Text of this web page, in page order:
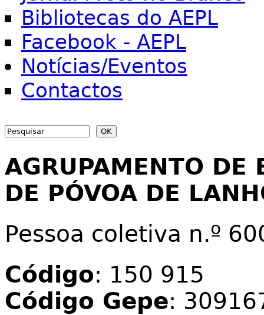
Bibliotecas do AEPL
Facebook - AEPL
Notícias/Eventos
Contactos
Search form
AGRUPAMENTO DE
DE PÓVOA DE
Pessoa coletiva n.º
Código: 150 915
Código Gepe: